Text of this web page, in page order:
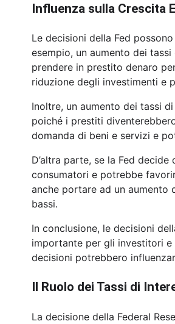
Influenza sulla Crescita
Le decisioni della Fed
esempio, un aumento dei
prendere in prestito denaro
riduzione degli investimenti e
Inoltre, un aumento dei tassi
poiché i prestiti
domanda di beni e servizi e
D’altra parte, se la Fed
consumatori e potrebbe
anche portare ad un aumento
bassi.
In conclusione, le decisioni
importante per gli investitori e
decisioni potrebbero
Il Ruolo dei Tassi di
La decisione della Federal